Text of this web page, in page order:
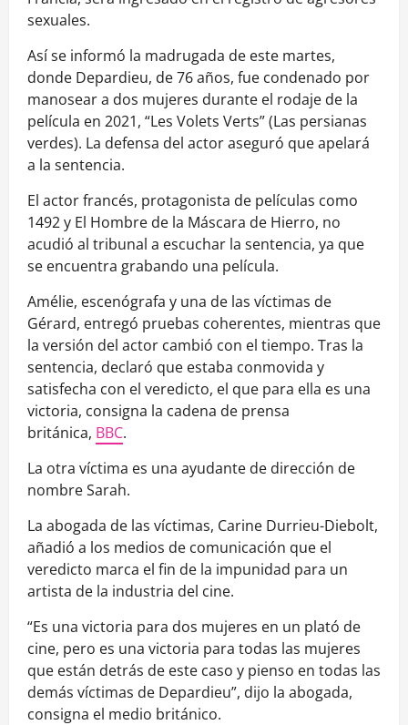
sexuales.
Así se informó la madrugada de este martes,
donde Depardieu, de 76 años, fue condenado por
manosear a dos mujeres durante el rodaje de la
película en 2021, “Les Volets Verts” (Las persianas
verdes). La defensa del actor aseguró que apelará
a la sentencia.
El actor francés, protagonista de películas como
1492 y El Hombre de la Máscara de Hierro, no
acudió al tribunal a escuchar la sentencia, ya que
se encuentra grabando una película.
Amélie, escenógrafa y una de las víctimas de
Gérard, entregó pruebas coherentes, mientras que
la versión del actor cambió con el tiempo. Tras la
sentencia, declaró que estaba conmovida y
satisfecha con el veredicto, el que para ella es una
victoria, consigna la cadena de prensa
británica, BBC.
La otra víctima es una ayudante de dirección de
nombre Sarah.
La abogada de las víctimas, Carine Durrieu-Diebolt,
añadió a los medios de comunicación que el
veredicto marca el fin de la impunidad para un
artista de la industria del cine.
“Es una victoria para dos mujeres en un plató de
cine, pero es una victoria para todas las mujeres
que están detrás de este caso y pienso en todas las
demás víctimas de Depardieu”, dijo la abogada,
consigna el medio británico.